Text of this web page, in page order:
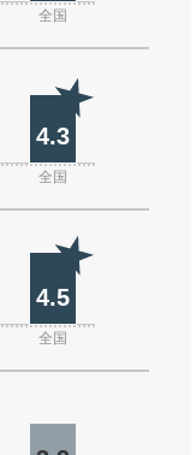
全国
4.3
全国
4.5
全国